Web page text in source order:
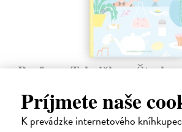
Príjmete naše
K prevádzke internetového
Profesor Tekvička a Števko
Šušaníková Ivana| Kniha
Vedeli ste, že si doma môžete vyrobiť soľné
recyklovaný papier aj dúhu? Vyskúšajte so